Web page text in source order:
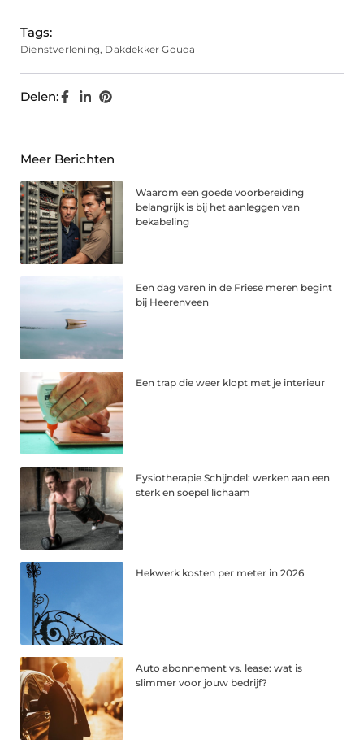
Tags:
Dienstverlening, Dakdekker Gouda
Delen:
Meer Berichten
Waarom een goede voorbereiding
belangrijk is bij het aanleggen van
bekabeling
Een dag varen in de Friese meren begint
bij Heerenveen
Een trap die weer klopt met je interieur
Fysiotherapie Schijndel: werken aan een
sterk en soepel lichaam
Hekwerk kosten per meter in 2026
Auto abonnement vs. lease: wat is
slimmer voor jouw bedrijf?